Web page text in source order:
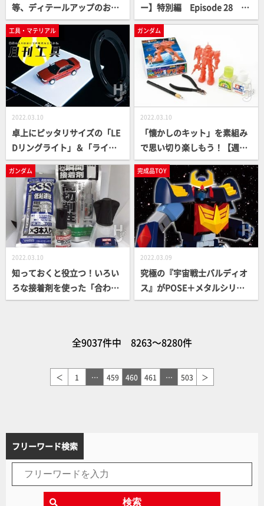
等、ディテールアップのお気
楽な方法を解説【お気楽ガン
プラテクニック 2022】
ー】特別編 Episode 28 ヒ
ーロー×邂・逅 前編【ULTRA
MAN SUIT ANOTHER UNIVER
SE】
工具・マテリアル
2022.03.10
卓上にピッタリサイズの「LE
Dリングライト」＆「ライテ
ィングベース」で模型を楽し
く！【月刊工具】
ガンダム
2022.03.10
「懐かしのキット」を素組み
で思い切り楽しもう！【週末
でつくる ガンプラ凄技テクニ
ック 懐かしのキット編】
ガンダム
2022.03.10
知っておくと役立つ！いろい
ろな接着剤を使った「合わせ
目消し処理」【お気楽ガンプ
完成品TOY
2022.03.09
究極の『宇宙戦士バルディオ
ス』がPOSE＋メタルシリー
ズに爆誕！【アート・ストー
全9037件中 8263～8280件
＜ 1 … 459 460 461 … 503 ＞
フリーワード検索
検索